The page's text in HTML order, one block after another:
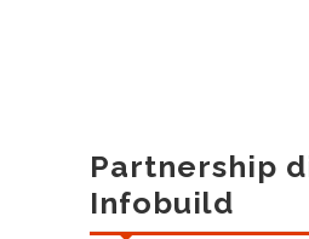
Partnership
Infobuild